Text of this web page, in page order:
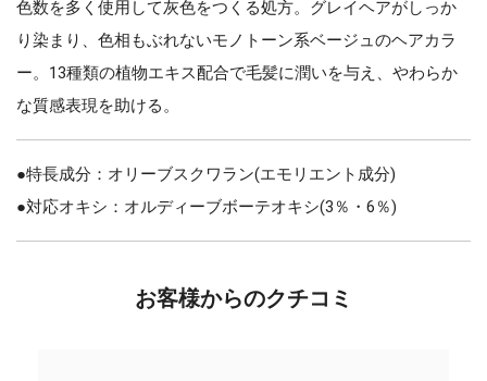
色数を多く使用して灰色をつくる処方。グレイヘアがしっか
り染まり、色相もぶれないモノトーン系ベージュのヘアカラ
ー。13種類の植物エキス配合で毛髪に潤いを与え、やわらか
な質感表現を助ける。
●特長成分：オリーブスクワラン(エモリエント成分)
●対応オキシ：オルディーブボーテオキシ(3％・6％)
お客様からのクチコミ